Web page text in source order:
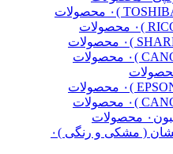
۰ محصولات
۰ محصولات
۰ محصولات
۰ محصولات
۰ محصولات
۰ محصولات
۰ محصولات
( مشکی و رنگی )۰